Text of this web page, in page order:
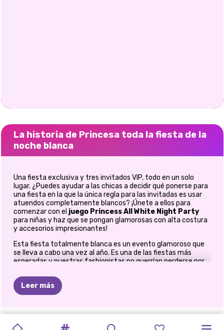
La historia de Princesa toda la fiesta de la
noche blanca
Una fiesta exclusiva y tres invitados VIP, todo en un solo
lugar. ¿Puedes ayudar a las chicas a decidir qué ponerse para
una fiesta en la que la única regla para las invitadas es usar
atuendos completamente blancos? ¡Únete a ellos para
comenzar con el juego Princess All White Night Party
para niñas y haz que se pongan glamorosas con alta costura
y accesorios impresionantes!
Esta fiesta totalmente blanca es un evento glamoroso que
se lleva a cabo una vez al año. Es una de las fiestas más
esperadas y nuestras fashionistas no querrían perderse por
blanco. Todos los invitados deben estar vestidos de blanco, y
es un desafío bastante difícil destacarse frente a la
multitud. ¡Pero no para Jasmine, Moana y Mulan! Es hora de
ayudarás?
¡Únete a las chicas para comenzar con este nuevo
juego de
Leer más
PRINCESA
PRINCESA
FIESTA AHORA FIESTA